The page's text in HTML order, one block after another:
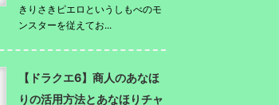
きりさきピエロというしもべのモ
ンスターを従えてお...
【ドラクエ6】商人のあなほ
りの活用方法とあなほりチャ